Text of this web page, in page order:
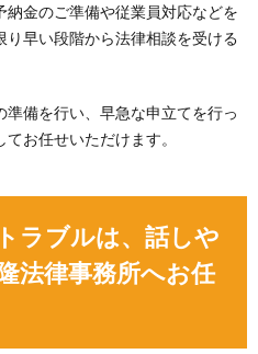
金のご準備や従業員対応などを
早い段階から法律相談を受ける
備を行い、早急な申立てを行っ
お任せいただけます。
ラブルは、話しや
法律事務所へお任